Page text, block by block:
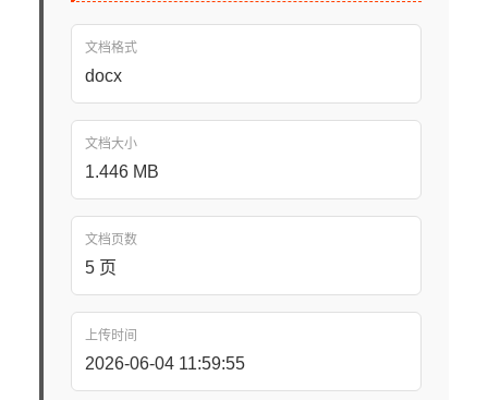
文档格式
docx
文档大小
1.446 MB
文档页数
5 页
上传时间
2026-06-04 11:59:55